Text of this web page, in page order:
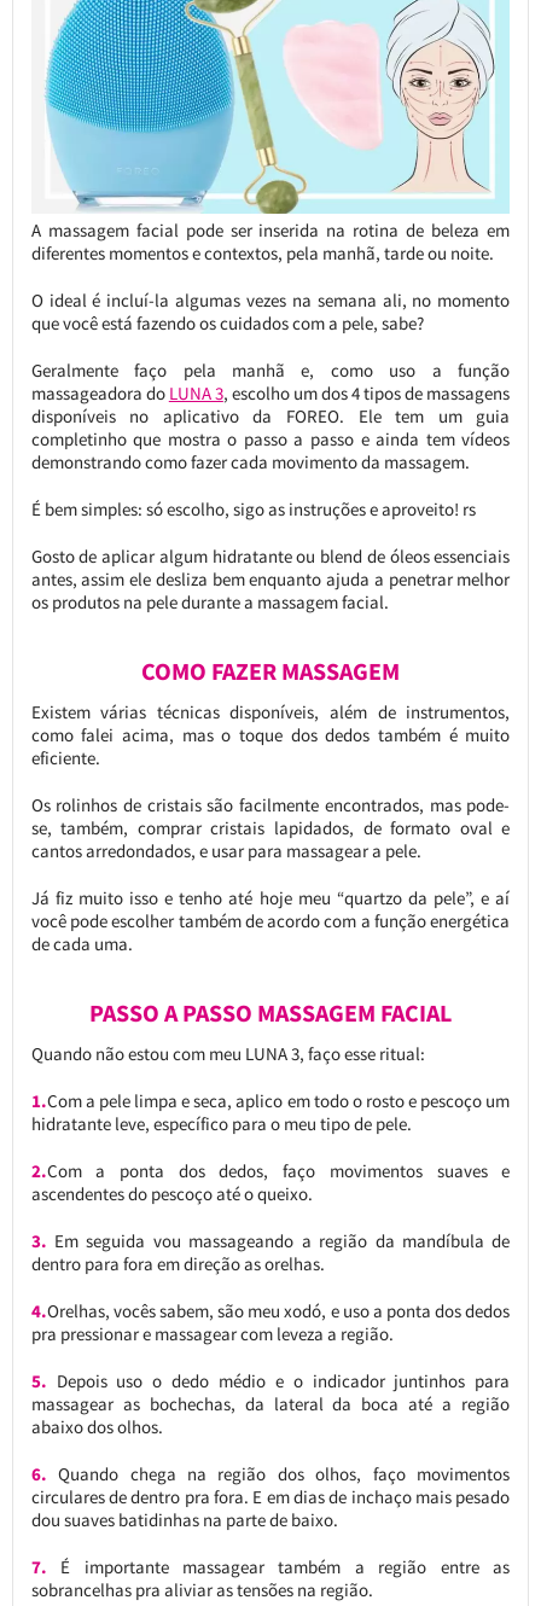
A massagem facial pode ser inserida na rotina de beleza em
diferentes momentos e contextos, pela manhã, tarde ou noite.
O ideal é incluí-la algumas vezes na semana ali, no momento
que você está fazendo os cuidados com a pele, sabe?
Geralmente faço pela manhã e, como uso a função
massageadora do LUNA 3, escolho um dos 4 tipos de massagens
disponíveis no aplicativo da FOREO. Ele tem um guia
completinho que mostra o passo a passo e ainda tem vídeos
demonstrando como fazer cada movimento da massagem.
É bem simples: só escolho, sigo as instruções e aproveito! rs
Gosto de aplicar algum hidratante ou blend de óleos essenciais
antes, assim ele desliza bem enquanto ajuda a penetrar melhor
os produtos na pele durante a massagem facial.
COMO FAZER MASSAGEM
Existem várias técnicas disponíveis, além de instrumentos,
como falei acima, mas o toque dos dedos também é muito
eficiente.
Os rolinhos de cristais são facilmente encontrados, mas pode-
se, também, comprar cristais lapidados, de formato oval e
cantos arredondados, e usar para massagear a pele.
Já fiz muito isso e tenho até hoje meu “quartzo da pele”, e aí
você pode escolher também de acordo com a função energética
de cada uma.
PASSO A PASSO MASSAGEM FACIAL
Quando não estou com meu LUNA 3, faço esse ritual:
1.Com a pele limpa e seca, aplico em todo o rosto e pescoço um
hidratante leve, específico para o meu tipo de pele.
2.Com a ponta dos dedos, faço movimentos suaves e
ascendentes do pescoço até o queixo.
3. Em seguida vou massageando a região da mandíbula de
dentro para fora em direção as orelhas.
4.Orelhas, vocês sabem, são meu xodó, e uso a ponta dos dedos
pra pressionar e massagear com leveza a região.
5. Depois uso o dedo médio e o indicador juntinhos para
massagear as bochechas, da lateral da boca até a região
abaixo dos olhos.
6. Quando chega na região dos olhos, faço movimentos
circulares de dentro pra fora. E em dias de inchaço mais pesado
dou suaves batidinhas na parte de baixo.
7. É importante massagear também a região entre as
sobrancelhas pra aliviar as tensões na região.